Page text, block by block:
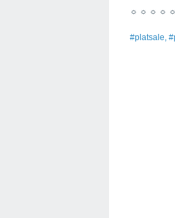
☼ ☼ ☼ ☼
#platsale,